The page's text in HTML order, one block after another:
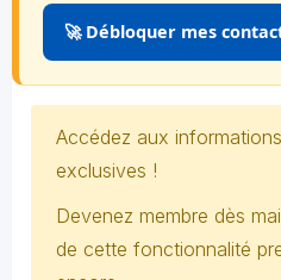
🚀 Débloquer mes
Accédez aux
exclusives !
Devenez membre dès
de cette fonctionnalité